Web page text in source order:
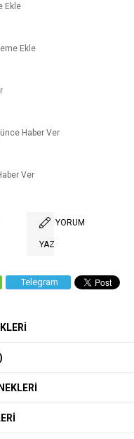
Ekle
Ekle
Haber Ver
Ver
YORUM
YAZ
Telegram